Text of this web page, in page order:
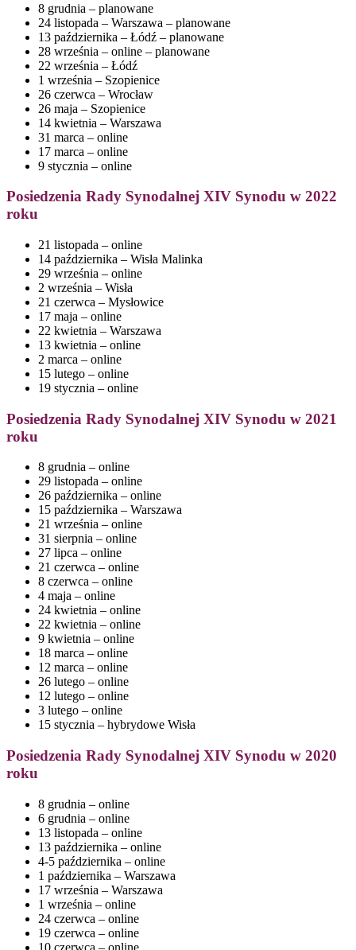
8 grudnia – planowane
24 listopada – Warszawa – planowane
13 października – Łódź – planowane
28 września – online – planowane
22 września – Łódź
1 września – Szopienice
26 czerwca – Wrocław
26 maja – Szopienice
14 kwietnia – Warszawa
31 marca – online
17 marca – online
9 stycznia – online
Posiedzenia Rady Synodalnej XIV Synodu w 2022
roku
21 listopada – online
14 października – Wisła Malinka
29 września – online
2 września – Wisła
21 czerwca – Mysłowice
17 maja – online
22 kwietnia – Warszawa
13 kwietnia – online
2 marca – online
15 lutego – online
19 stycznia – online
Posiedzenia Rady Synodalnej XIV Synodu w 2021
roku
8 grudnia – online
29 listopada – online
26 października – online
15 października – Warszawa
21 września – online
31 sierpnia – online
27 lipca – online
21 czerwca – online
8 czerwca – online
4 maja – online
24 kwietnia – online
22 kwietnia – online
9 kwietnia – online
18 marca – online
12 marca – online
26 lutego – online
12 lutego – online
3 lutego – online
15 stycznia – hybrydowe Wisła
Posiedzenia Rady Synodalnej XIV Synodu w 2020
roku
8 grudnia – online
6 grudnia – online
13 listopada – online
13 października – online
4-5 października – online
1 października – Warszawa
17 września – Warszawa
1 września – online
24 czerwca – online
19 czerwca – online
10 czerwca – online